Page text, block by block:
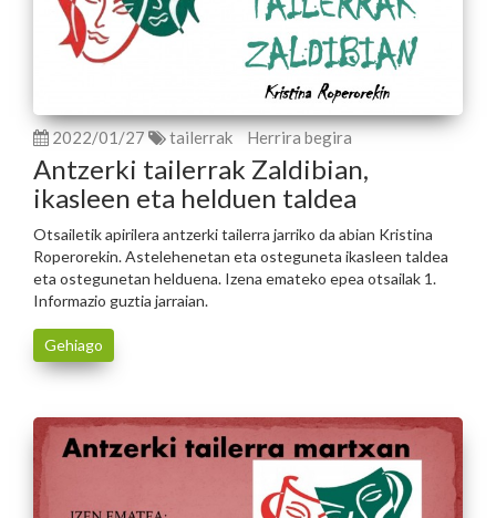
2022/01/27 tailerrak Herrira begira
Antzerki tailerrak Zaldibian,
ikasleen eta helduen taldea
Otsailetik apirilera antzerki tailerra jarriko da abian Kristina
Roperorekin. Astelehenetan eta osteguneta ikasleen taldea
eta ostegunetan helduena. Izena emateko epea otsailak 1.
Informazio guztia jarraian.
Gehiago